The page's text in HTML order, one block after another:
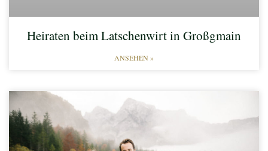
Heiraten beim Latschenwirt in Großgmain
ANSEHEN »